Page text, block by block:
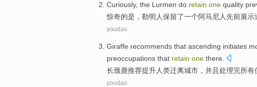
Curiously, the Lurmen do retain one quality
惊奇的是， 勒明人保留了一个阿马尼人先前展示
youdao
Giraffe recommends that ascending initiates
preoccupations that retain one there
长颈鹿推荐提升人类迁离城市 ， 并且 处理完所有
youdao